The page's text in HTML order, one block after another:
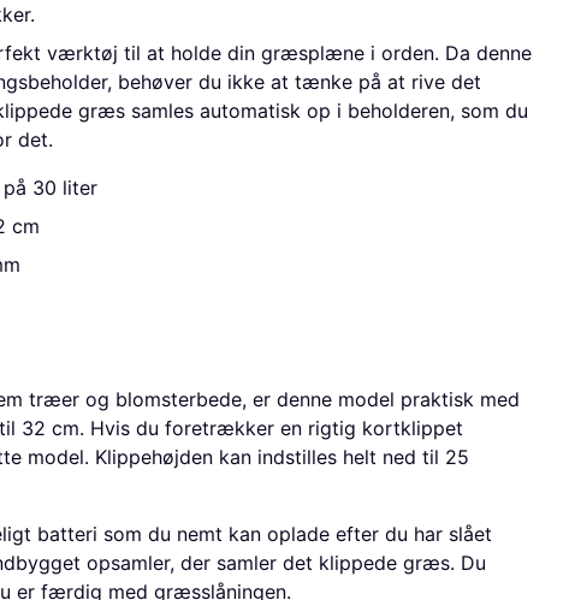
værktøj til at holde din græsplæne i orden. Da denne
behøver du ikke at tænke på at rive det
græs samles automatisk op i beholderen, som du
det.
på 30 liter
cm
træer og blomsterbede, er denne model praktisk med
32 cm. Hvis du foretrækker en rigtig kortklippet
model. Klippehøjden kan indstilles helt ned til 25
batteri som du nemt kan oplade efter du har slået
opsamler, der samler det klippede græs. Du
er færdig med græsslåningen.